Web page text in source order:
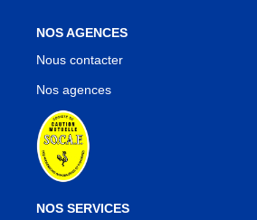
NOS AGENCES
Nous contacter
Nos agences
NOS SERVICES